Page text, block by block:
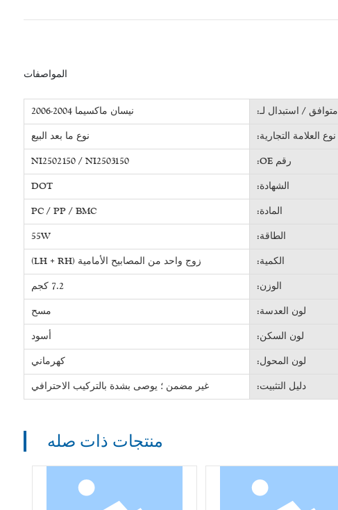
المواصفات
متوافق / استبدال لـ:
نيسان ماكسيما 2004-2006
نوع العلامة التجارية:
نوع ما بعد البيع
رقم OE:
NI2502150 / NI2503150
الشهادة:
DOT
المادة:
PC / PP / BMC
الطاقة:
55W
الكمية:
زوج واحد من المصابيح الأمامية (LH + RH)
الوزن:
7.2 كجم
لون العدسة:
مسح
لون السكن:
أسود
لون المحول:
كهرماني
دليل التثبيت: غير مضمن ؛ يوصى بشدة بالتركيب الاحترافي
منتجات ذات صله